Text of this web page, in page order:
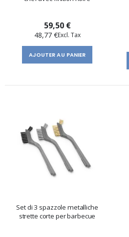
59,50 €
48,77 €
AJOUTER AU PANIER
Set di 3 spazzole metalliche
strette corte per barbecue